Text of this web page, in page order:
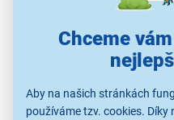
Chceme
Aby na našich stránkách
používáme tzv. cookies.
Automatické vypnutí
Tato funkce zajistí, že se
vyčerpání veškeré vody
případě je na ně kladena